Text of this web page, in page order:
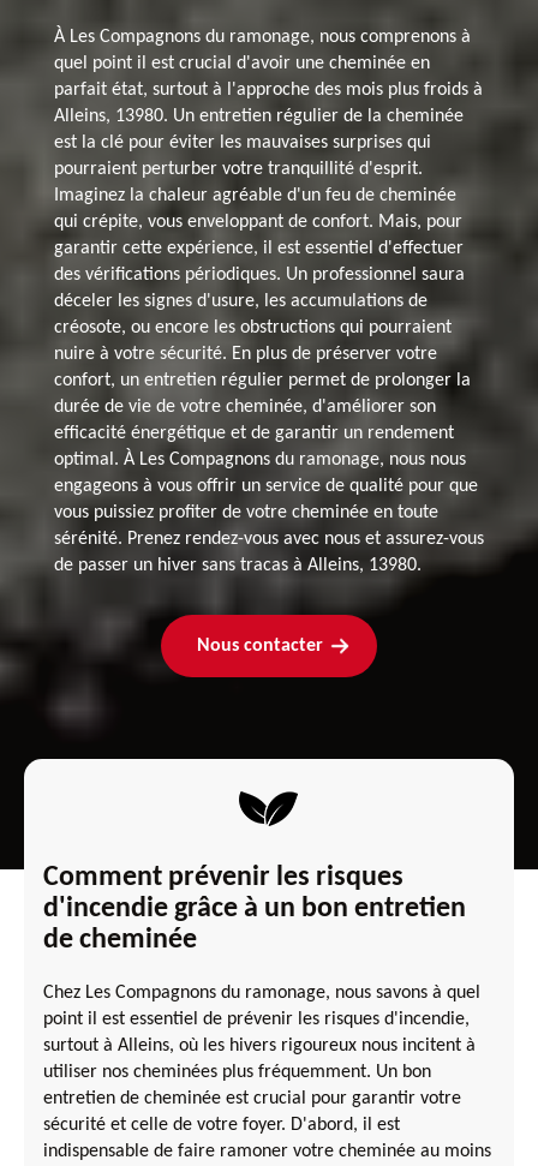
À Les Compagnons du ramonage, nous comprenons à
quel point il est crucial d'avoir une cheminée en
parfait état, surtout à l'approche des mois plus froids à
Alleins, 13980. Un entretien régulier de la cheminée
est la clé pour éviter les mauvaises surprises qui
pourraient perturber votre tranquillité d'esprit.
Imaginez la chaleur agréable d'un feu de cheminée
qui crépite, vous enveloppant de confort. Mais, pour
garantir cette expérience, il est essentiel d'effectuer
des vérifications périodiques. Un professionnel saura
déceler les signes d'usure, les accumulations de
créosote, ou encore les obstructions qui pourraient
nuire à votre sécurité. En plus de préserver votre
confort, un entretien régulier permet de prolonger la
durée de vie de votre cheminée, d'améliorer son
efficacité énergétique et de garantir un rendement
optimal. À Les Compagnons du ramonage, nous nous
engageons à vous offrir un service de qualité pour que
vous puissiez profiter de votre cheminée en toute
sérénité. Prenez rendez-vous avec nous et assurez-vous
de passer un hiver sans tracas à Alleins, 13980.
Nous contacter
Comment prévenir les risques
d'incendie grâce à un bon entretien
de cheminée
Chez Les Compagnons du ramonage, nous savons à quel
point il est essentiel de prévenir les risques d'incendie,
surtout à Alleins, où les hivers rigoureux nous incitent à
utiliser nos cheminées plus fréquemment. Un bon
entretien de cheminée est crucial pour garantir votre
sécurité et celle de votre foyer. D'abord, il est
indispensable de faire ramoner votre cheminée au moins